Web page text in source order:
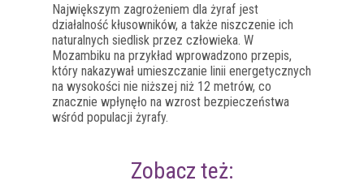
Największym zagrożeniem dla żyraf jest
działalność kłusowników, a także niszczenie ich
naturalnych siedlisk przez człowieka. W
Mozambiku na przykład wprowadzono przepis,
który nakazywał umieszczanie linii energetycznych
na wysokości nie niższej niż 12 metrów, co
znacznie wpłynęło na wzrost bezpieczeństwa
wśród populacji żyrafy.
Zobacz też: